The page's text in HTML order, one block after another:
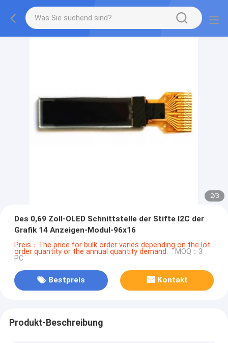
2/3
Des 0,69 Zoll-OLED Schnittstelle der Stifte I2C der
Grafik 14 Anzeigen-Modul-96x16
Preis：The price for bulk order varies depending on the lot
order quantity or the annual quantity demand. MOQ：3
PC
Bestpreis Kontakt
Produkt-Beschreibung